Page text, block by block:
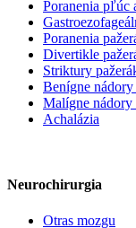
Poranenia pľúc
Poranenia
Divertikle
Striktury
Benígne nádory
Malígne nádory
Achalázia
Neurochirurgia
Otras mozgu